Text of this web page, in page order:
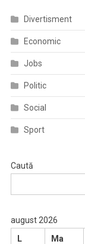
Divertisment
Economic
Jobs
Politic
Social
Sport
Caută
august 2026
L
Ma